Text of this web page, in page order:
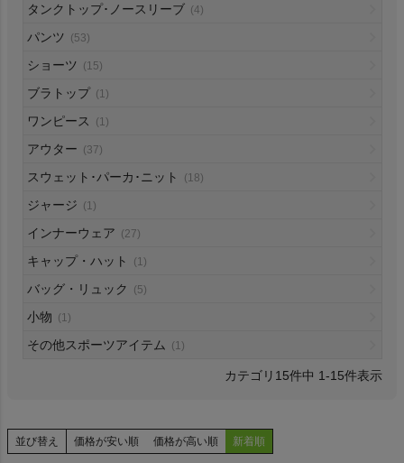
NIKE
CHUMS
もっと見る
レディースカジュアルウェア
タンクトップ･ノースリーブ (4)
パンツ (53)
ショーツ (15)
ブラトップ (1)
ワンピース (1)
アウター (37)
スウェット･パーカ･ニット (18)
ジャージ (1)
インナーウェア (27)
キャップ・ハット (1)
バッグ・リュック (5)
小物 (1)
その他スポーツアイテム (1)
15件中 1-15件表示
並び替え 価格が安い順 価格が高い順 新着順